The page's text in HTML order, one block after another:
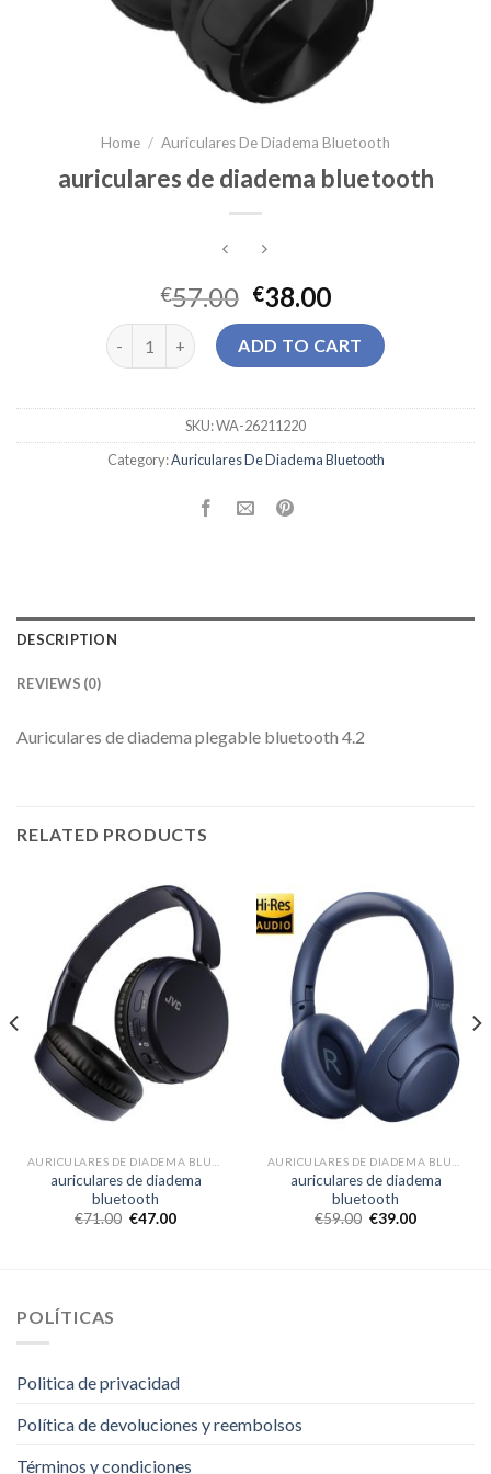
Home / Auriculares De Diadema Bluetooth
auriculares de diadema bluetooth
€57.00 €38.00
auriculares de diadema bluetooth quantity
ADD TO CART
SKU:WA-26211220
Category:Auriculares De Diadema Bluetooth
DESCRIPTION
REVIEWS (0)
Auriculares de diadema plegable bluetooth 4.2
RELATED PRODUCTS
auriculares de diadema
bluetooth
€71.00 €47.00
auriculares de diadema
bluetooth
€59.00 €39.00
POLÍTICAS
Politica de privacidad
Política de devoluciones y reembolsos
Términos y condiciones